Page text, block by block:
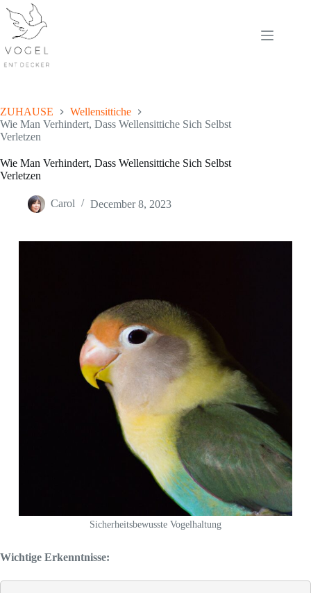
content
ZUHAUSE
Wellensittiche
Wie Man Verhindert, Dass Wellensittiche Sich Selbst
Verletzen
Wie Man Verhindert, Dass Wellensittiche Sich Selbst
Verletzen
Carol December 8, 2023
Sicherheitsbewusste Vogelhaltung
Wichtige Erkenntnisse: